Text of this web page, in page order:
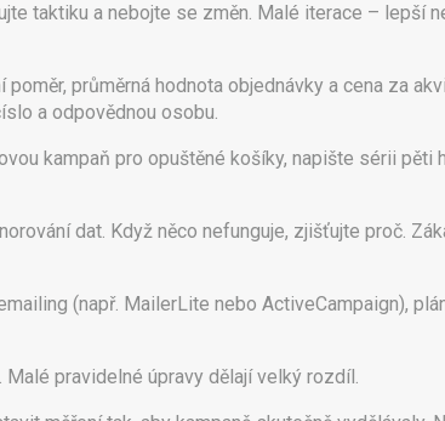
taktiku a nebojte se změn. Malé iterace – lepší
průměrná hodnota objednávky a cena za
a odpovědnou osobu.
kampaň pro opuštěné košíky, napište sérii pěti
dat. Když něco nefunguje, zjišťujte proč.
(např. MailerLite nebo ActiveCampaign),
pravidelné úpravy dělají velký rozdíl.